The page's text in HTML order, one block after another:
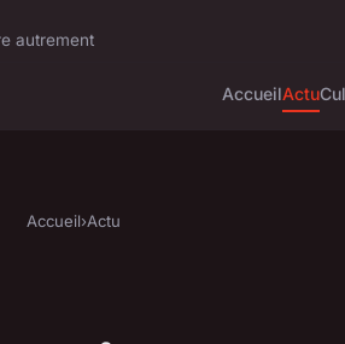
autrement
AccueilActu
Accueil›Actu